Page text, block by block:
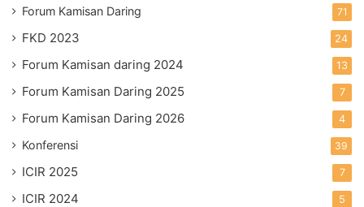
Forum Kamisan Daring 71
FKD 2023 24
Forum Kamisan daring 2024 13
Forum Kamisan Daring 2025 7
Forum Kamisan Daring 2026 4
Konferensi 39
ICIR 2025 7
ICIR 2024 5